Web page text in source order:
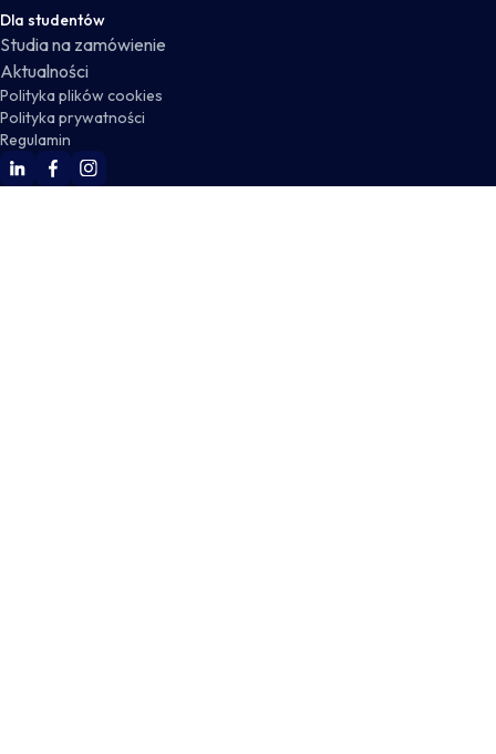
Dla studentów
Studia na zamówienie
Aktualności
Polityka plików cookies
Polityka prywatności
Regulamin
WSKZ Linkedin
WSKZ Facebook
WSKZ Instagram